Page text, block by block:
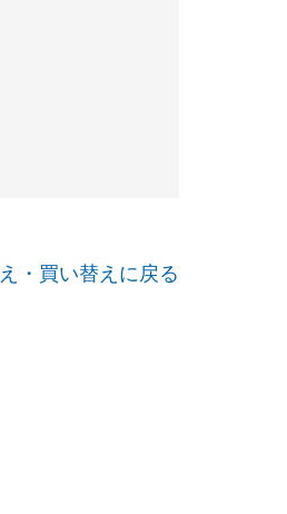
・買い替えに戻る